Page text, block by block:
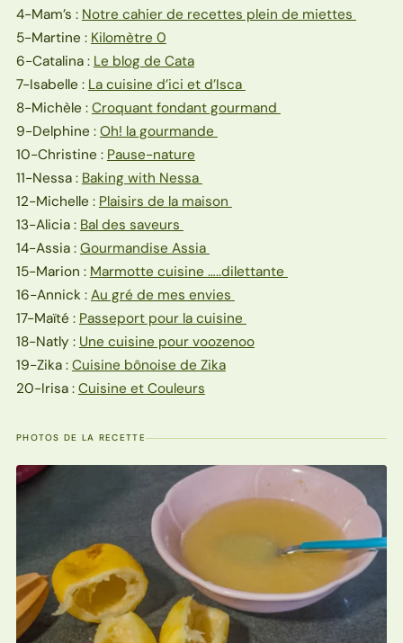
4-Mam’s : Notre cahier de recettes plein de miettes
5-Martine : Kilomètre 0
6-Catalina : Le blog de Cata
7-Isabelle : La cuisine d’ici et d’Isca
8-Michèle : Croquant fondant gourmand
9-Delphine : Oh! la gourmande
10-Christine : Pause-nature
11-Nessa : Baking with Nessa
12-Michelle : Plaisirs de la maison
13-Alicia : Bal des saveurs
14-Assia : Gourmandise Assia
15-Marion : Marmotte cuisine …..dilettante
16-Annick : Au gré de mes envies
17-Maïté : Passeport pour la cuisine
18-Natly : Une cuisine pour voozenoo
19-Zika : Cuisine bônoise de Zika
20-Irisa : Cuisine et Couleurs
PHOTOS DE LA RECETTE